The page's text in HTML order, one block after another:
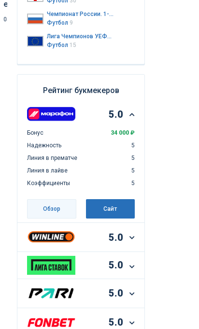
еврокубков от «Куш в спорте» (6
августа 2026)
05.08.2026 Футбол
Чемпионат России. 1-я лига
Футбол 9
Лига Чемпионов УЕФА. Женщины
Футбол 15
Рейтинг букмекеров
5.0
Бонус
34 000 ₽
Надежность
5
Линия в прематче
5
Линия в лайве
5
Коэффициенты
5
Обзор Сайт
5.0
5.0
5.0
5.0